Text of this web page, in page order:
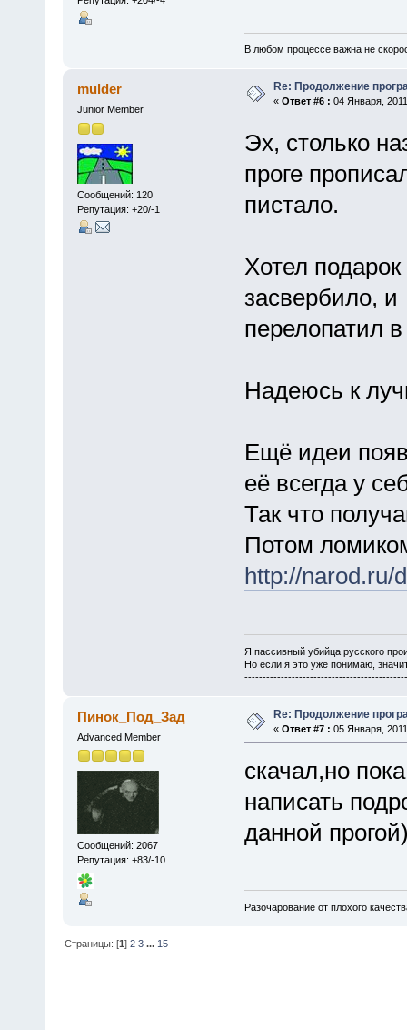
В любом процессе важна не
mulder
Junior Member
Сообщений: 120
Репутация: +20/-1
Re: Продолжение
« Ответ #6 : 04 Января,
Эх, столько
проге
пистало.
Хотел
засвербило, и
перелопатил
Надеюсь к
Ещё идеи
её всегда у
Так что
Потом
http://narod.ru/
Я пассивный убийца русского
Но если я это уже понимаю,
Пинок_Под_Зад
Advanced Member
Сообщений: 2067
Репутация: +83/-10
Re: Продолжение
« Ответ #7 : 05 Января,
скачал,но
написать
данной
Разочарование от плохого
Страницы: [1]2 3 ... 15